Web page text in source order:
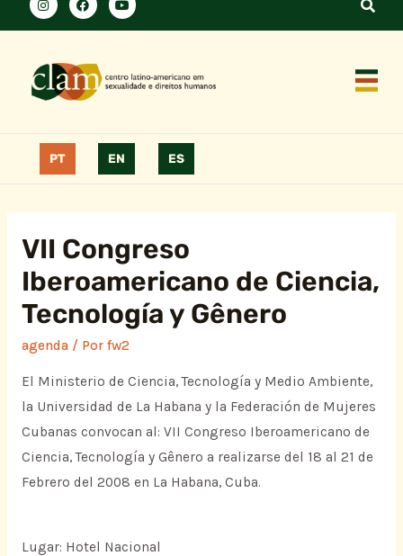
PT EN ES
VII Congreso
Iberoamericano de Ciencia,
Tecnología y Gênero
agenda/ Por fw2
El Ministerio de Ciencia, Tecnología y Medio Ambiente,
la Universidad de La Habana y la Federación de Mujeres
Cubanas convocan al: VII Congreso Iberoamericano de
Ciencia, Tecnología y Gênero a realizarse del 18 al 21 de
Febrero del 2008 en La Habana, Cuba.
Lugar: Hotel Nacional